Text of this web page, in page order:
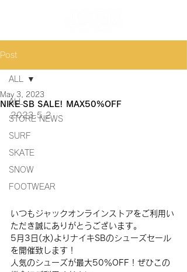
Post
ALL
STORE NEWS
SURF
SKATE
SNOW
FOOTWEAR
ALL
NIKE SB SALE! MAX50%OFF
May 3, 2023
2023.5.2
いつもジャックオンラインストアをご利用い
ただき誠にありがとうございます。
5月3日(水)よりナイキSBのシューズセール
を開催致します！
人気のシューズが最大50％OFF！ぜひこの